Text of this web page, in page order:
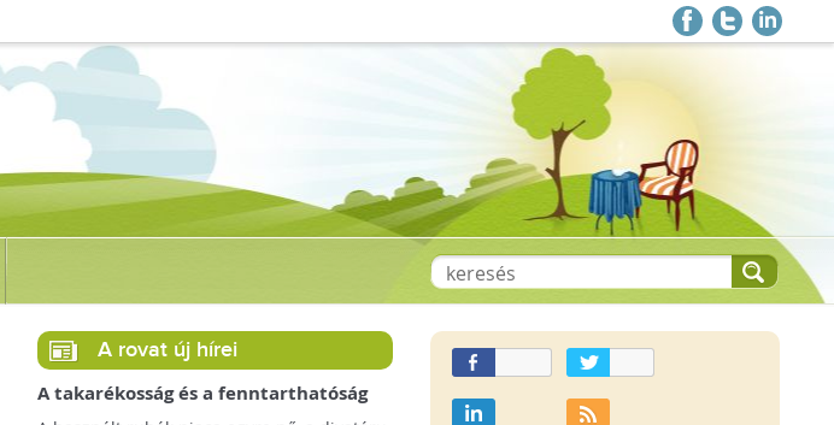
A rovat új hírei
A takarékosság és a fenntarthatóság
ösztönzésére a Zara 14 európai